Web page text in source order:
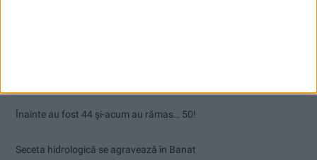
Înainte au fost 44 și-acum au rămas… 50!
Seceta hidrologică se agravează în Banat